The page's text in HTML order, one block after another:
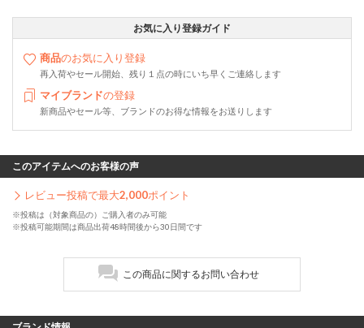
お気に入り登録ガイド
商品のお気に入り登録
再入荷やセール開始、残り１点の時にいち早くご連絡します
マイブランドの登録
新商品やセール等、ブランドのお得な情報をお送りします
このアイテムへのお客様の声
レビュー投稿で最大2,000ポイント
※投稿は（対象商品の）ご購入者のみ可能
※投稿可能期間は商品出荷48時間後から30日間です
この商品に関するお問い合わせ